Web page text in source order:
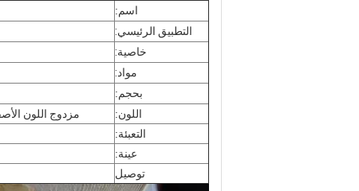
اسم:
التطبيق الرئيسي:
خاصية:
مواد:
بحجم:
اللون:
مزدوج اللون
التعبئة:
عينة:
توصيل